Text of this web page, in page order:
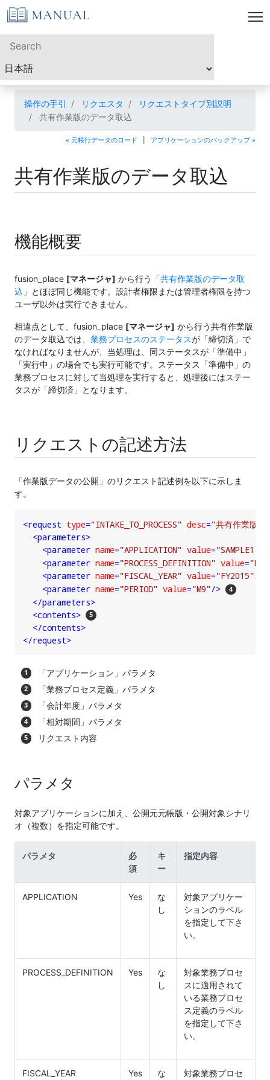
操作の手引 リクエスタ
リクエストタイプ別説明
共有作業版のデータ取込
« 元帳行データのロード アプリケーションのバックアップ »
共有作業版のデータ取込
機能概要
fusion_place [マネージャ] から行う「共有作業版のデータ取
込 」とほぼ同じ機能です。設計者権限または管理者権限を持つ
ユーザ以外は実行できません。
相違点として、fusion_place [マネージャ] から行う共有作業版
のデータ取込では、 業務プロセスのステータスが「締切済」で
なければなりませんが、当処理は、同ステータスが「準備中」
「実行中」の場合でも実行可能です。ステータス「準備中」の
業務プロセスに対して当処理を実行すると、処理後にはステー
タスが「締切済」となります。
リクエストの記述方法
「作業版データの公開」のリクエスト記述例を以下に示しま
す。
<request type="INTAKE_TO_PROCESS" desc="共有作業版
<parameters>
<parameter name="APPLICATION" value="SAMPLE1"
<parameter name="PROCESS_DEFINITION" value=
<parameter name="FISCAL_YEAR" value="FY2015"/>
<parameter name="PERIOD" value="M9"/>
</parameters>
<contents>
</contents>
</request>
「アプリケーション」パラメタ
「業務プロセス定義」パラメタ
「会計年度」パラメタ
「相対期間」パラメタ
リクエスト内容
パラメタ
対象アプリケーションに加え、公開元元帳版・公開対象シナリ
オ（複数）を指定可能です。
パラメタ
必
須
キ
ー
指定内容
APPLICATION Yes
な
し
対象アプリケー
ションのラベル
を指定して下さ
い。
PROCESS_DEFINITION Yes
な
し
対象業務プロセ
スに適用されて
いる業務プロセ
ス定義のラベル
を指定して下さ
い。
FISCAL_YEAR Yes
な
対象業務プロセ